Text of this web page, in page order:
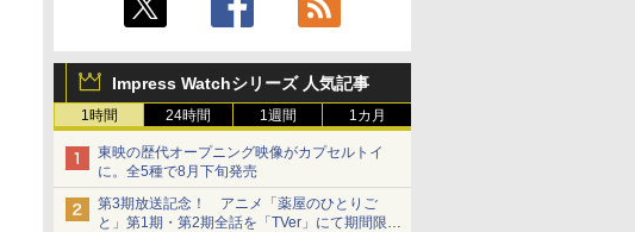
Impress Watchシリーズ 人気記事
1時間 24時間 1週間 1カ月
東映の歴代オープニング映像がカプセルトイ
に。全5種で8月下旬発売
第3期放送記念！ アニメ「薬屋のひとりご
と」第1期・第2期全話を「TVer」にて期間限定